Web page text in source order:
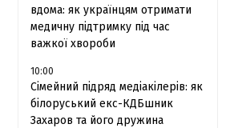
вдома: як українцям отримати
медичну підтримку під час
важкої хвороби
10:00
Сімейний підряд медіакілерів: як
білоруський екс-КДБшник
Захаров та його дружина